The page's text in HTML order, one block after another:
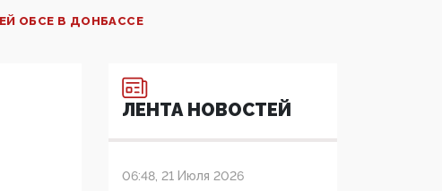
ОБСЕ В ДОНБАССЕ
ЛЕНТА НОВОСТЕЙ
06:48, 21 Июля 2026